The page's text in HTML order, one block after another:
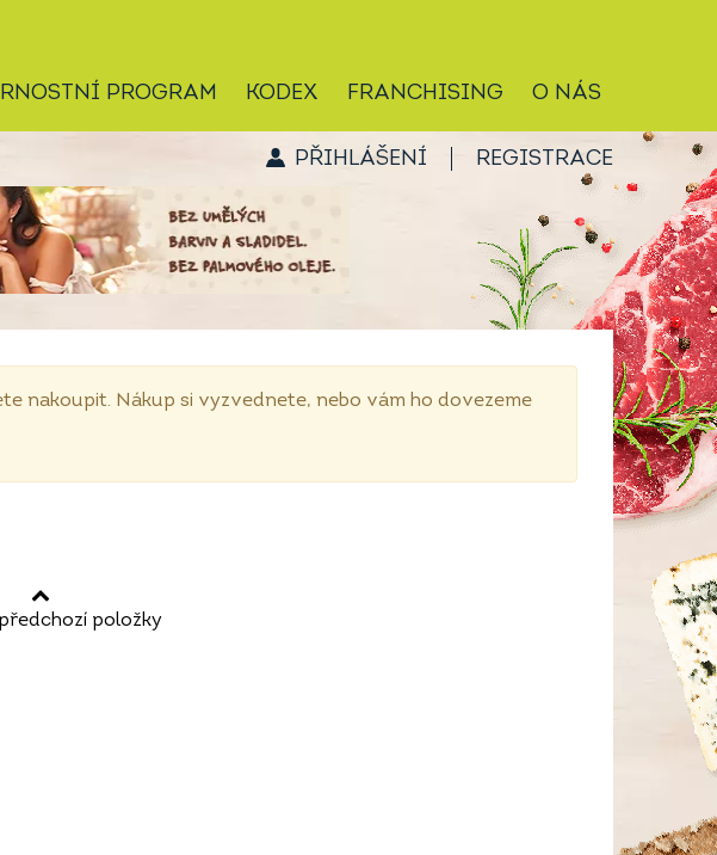
PROGRAM KODEX FRANCHISING O NÁS
PŘIHLÁŠENÍ REGISTRACE
nakoupit. Nákup si vyzvednete, nebo vám ho dovezeme
položky